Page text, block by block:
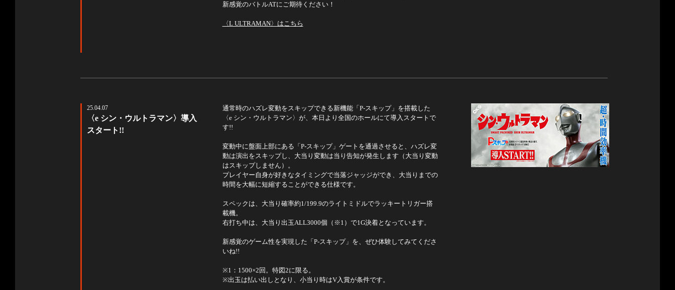
新感覚のバトルATにご期待ください！
〈L ULTRAMAN〉はこちら
25.04.07
〈e シン・ウルトラマン〉導入
スタート!!
通常時のハズレ変動をスキップできる新機能「P-スキップ」を搭載した
〈e シン・ウルトラマン〉が、本日より全国のホールにて導入スタートで
す!!
変動中に盤面上部にある「P-スキップ」ゲートを通過させると、ハズレ変
動は演出をスキップし、大当り変動は当り告知が発生します（大当り変動
はスキップしません）。
プレイヤー自身が好きなタイミングで当落ジャッジができ、大当りまでの
時間を大幅に短縮することができる仕様です。
スペックは、大当り確率約1/199.9のライトミドルでラッキートリガー搭
載機。
右打ち中は、大当り出玉ALL3000個（※1）で1G決着となっています。
新感覚のゲーム性を実現した「P-スキップ」を、ぜひ体験してみてくださ
いね!!
※1：1500×2回。特図2に限る。
※出玉は払い出しとなり、小当り時はV入賞が条件です。